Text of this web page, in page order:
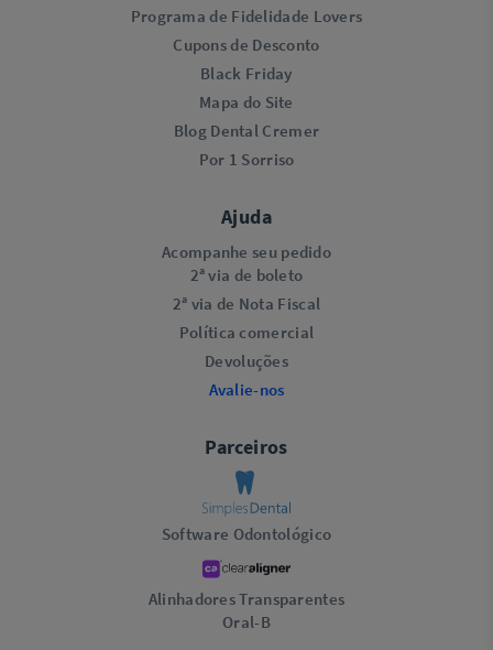
Programa de Fidelidade Lovers​
Cupons de Desconto
Black Friday
Mapa do Site
Blog Dental Cremer
Por 1 Sorriso
Ajuda
Acompanhe seu pedido
2ª via de boleto
2ª via de Nota Fiscal
Política comercial
Devoluções
Avalie-nos
Parceiros
Software Odontológico
Alinhadores Transparentes
Oral-B